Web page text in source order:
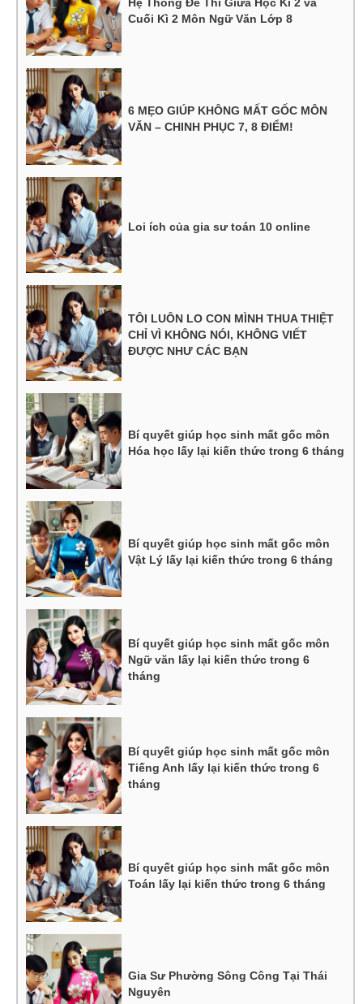
Cuối Kì 2 Môn Ngữ Văn Lớp 8
6 MẸO GIÚP KHÔNG MẤT GỐC MÔN
VĂN – CHINH PHỤC 7, 8 ĐIỂM!
Loi ích của gia sư toán 10 online
TÔI LUÔN LO CON MÌNH THUA THIỆT
CHỈ VÌ KHÔNG NÓI, KHÔNG VIẾT
ĐƯỢC NHƯ CÁC BẠN
Bí quyết giúp học sinh mất gốc môn
Hóa học lấy lại kiến thức trong 6 tháng
Bí quyết giúp học sinh mất gốc môn
Vật Lý lấy lại kiến thức trong 6 tháng
Bí quyết giúp học sinh mất gốc môn
Ngữ văn lấy lại kiến thức trong 6
tháng
Bí quyết giúp học sinh mất gốc môn
Tiếng Anh lấy lại kiến thức trong 6
tháng
Bí quyết giúp học sinh mất gốc môn
Toán lấy lại kiến thức trong 6 tháng
Gia Sư Phường Sông Công Tại Thái
Nguyên